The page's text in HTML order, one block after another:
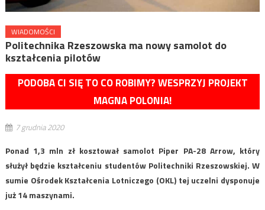
WIADOMOŚCI
Politechnika Rzeszowska ma nowy samolot do
kształcenia pilotów
PODOBA CI SIĘ TO CO ROBIMY? WESPRZYJ PROJEKT
MAGNA POLONIA!
7 grudnia 2020
Ponad 1,3 mln zł kosztował samolot Piper PA-28 Arrow, który
służył będzie kształceniu studentów Politechniki Rzeszowskiej. W
sumie Ośrodek Kształcenia Lotniczego (OKL) tej uczelni dysponuje
już 14 maszynami.